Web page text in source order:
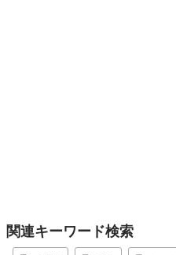
関連キーワード検索